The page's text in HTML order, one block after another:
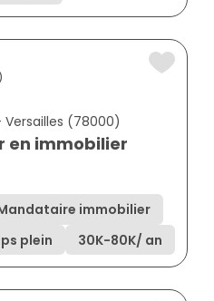
(78000)
en immobilier
immobilier
plein 30K-80K/ an